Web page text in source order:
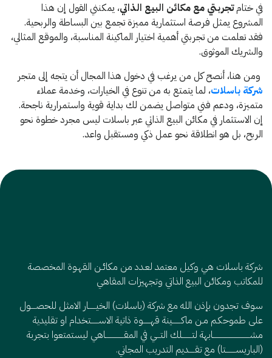
في ختامتجربتي مع مكائن البيع الذاتي، يمكنني القول إن هذا
المشروع يمثل فرصة استثمارية مميزة تجمع بين البساطة والربحية.
فقد تعلمت من تجربتي أهمية اختيار الماكينة المناسبة، والموقع المثالي،
والشريك الموثوق.
ومن هنا، أنصح كل من يرغب في دخول هذا المجال أن يتجه إلى متجر
شركة باسلات، لما يتمتع به من تنوع في الخيارات، وخدمة عملاء
متميزة، ودعم فني متواصل يضمن لك بداية قوية واستمرارية ناجحة.
إن الاستثمار في مكائن البيع الذاتي عبر باسلات ليس مجرد خطوة نحو
الربح، بل هو انطلاقة نحو عمل ذكي ومستقبل واعد.
شركة باسلات هي وكيل معتمد لعـدد من مكائـن القهـوة المخصصة
للمكاتب ومكائن البيع الذاتي وتجهيزات المقاهي
سوف تجدون بإذن الله مع شركة (باسلات) الخيــــــار الامثل للحصــــول
على طموحكـم مـن ماكـــــــينة قهــــــوة ذاتية الاســــــتخدام او تقليدية
مشــــــــــــــــــــــــــــــابهة لتــــــــلك التـــي في المقـــــــــــــــاهي ليستمتعوا بتجربة
(الباريســــــــتا) مع تقـــــديم التدريب المجاني.